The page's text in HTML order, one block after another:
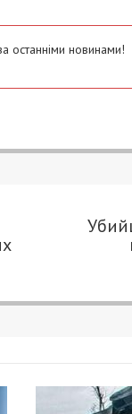
останніми новинами!